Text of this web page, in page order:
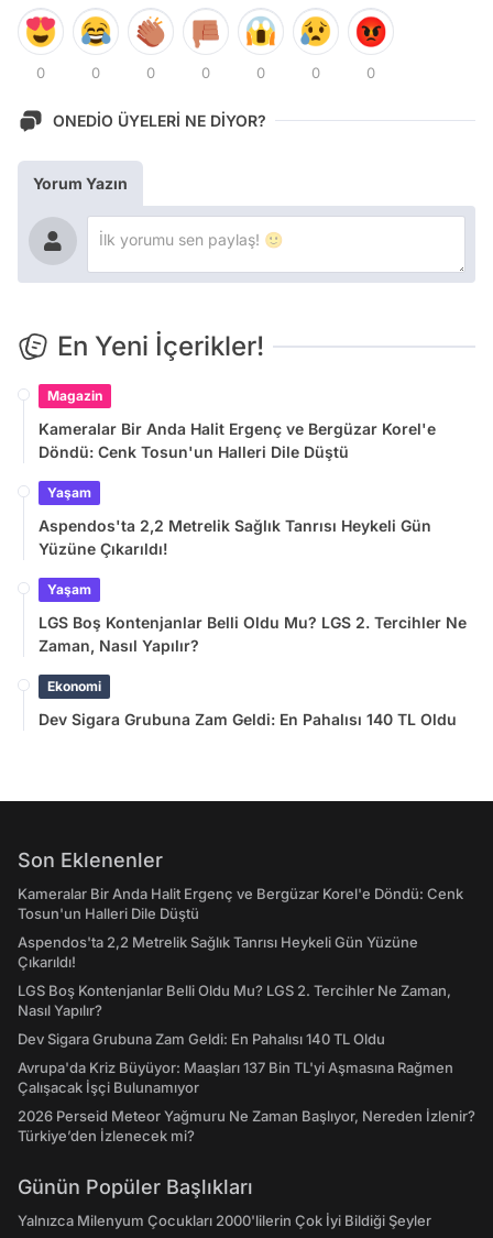
0 0 0 0 0 0 0
ONEDİO ÜYELERİ NE DİYOR?
Yorum Yazın
En Yeni İçerikler!
Magazin
Kameralar Bir Anda Halit Ergenç ve Bergüzar Korel'e
Döndü: Cenk Tosun'un Halleri Dile Düştü
Yaşam
Aspendos'ta 2,2 Metrelik Sağlık Tanrısı Heykeli Gün
Yüzüne Çıkarıldı!
Yaşam
LGS Boş Kontenjanlar Belli Oldu Mu? LGS 2. Tercihler Ne
Zaman, Nasıl Yapılır?
Ekonomi
Dev Sigara Grubuna Zam Geldi: En Pahalısı 140 TL Oldu
Son Eklenenler
Kameralar Bir Anda Halit Ergenç ve Bergüzar Korel'e Döndü: Cenk
Tosun'un Halleri Dile Düştü
Aspendos'ta 2,2 Metrelik Sağlık Tanrısı Heykeli Gün Yüzüne
Çıkarıldı!
LGS Boş Kontenjanlar Belli Oldu Mu? LGS 2. Tercihler Ne Zaman,
Nasıl Yapılır?
Dev Sigara Grubuna Zam Geldi: En Pahalısı 140 TL Oldu
Avrupa'da Kriz Büyüyor: Maaşları 137 Bin TL'yi Aşmasına Rağmen
Çalışacak İşçi Bulunamıyor
2026 Perseid Meteor Yağmuru Ne Zaman Başlıyor, Nereden İzlenir?
Türkiye’den İzlenecek mi?
Günün Popüler Başlıkları
Yalnızca Milenyum Çocukları 2000'lilerin Çok İyi Bildiği Şeyler